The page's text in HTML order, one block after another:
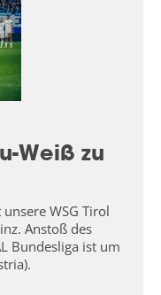
Weiß zu
WSG Tirol
Anstoß des
Bundesliga ist um